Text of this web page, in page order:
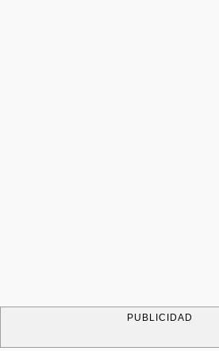
PUBLICIDAD